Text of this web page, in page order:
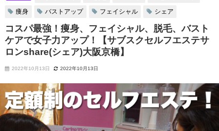
痩身 バストアップ フェイシャル シェア
コスパ最強！痩身、フェイシャル、脱毛、バスト
ケアで女子力アップ！【サブスクセルフエステサ
ロンshare(シェア)大阪京橋】
2022年10月13日 2022年10月13日